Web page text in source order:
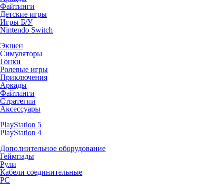
Файтинги
Детские игры
Игры Б/У
Nintendo Switch
Экшен
Симуляторы
Гонки
Ролевые игры
Приключения
Аркады
Файтинги
Стратегии
Аксессуары
PlayStation 5
PlayStation 4
Дополнительное оборудование
Геймпады
Рули
Кабели соединительные
PC